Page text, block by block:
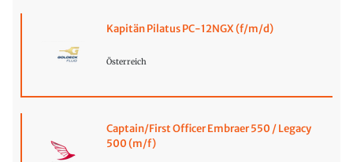
Kapitän Pilatus PC-12NGX (f/m/d)
Österreich
Captain/First Officer Embraer 550 / Legacy
500 (m/f)